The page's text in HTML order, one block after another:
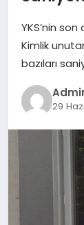
EKONOMI
MAGAZIN
YKS’nin
Kimlik
bazıları
29